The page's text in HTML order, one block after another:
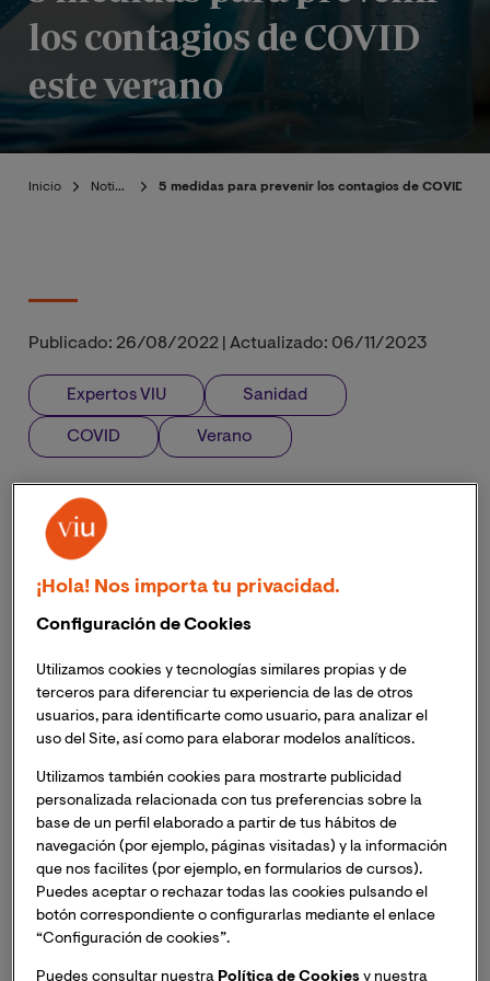
los contagios de COVID
este verano
Inicio Noticias 5 medidas para prevenir los contagios de COVID
Publicado: 26/08/2022 Actualizado: 06/11/2023
Expertos VIU Sanidad
COVID Verano
Aunque lo más álgido de la emergencia sanitaria
provocada por el COVID-19 haya pasado, las
salud y epidemiología son enfáticos en señalar que
seguimos inmersos en la pandemia, y que, aunque las
enormemente a disminuir la gravedad y la letalidad de
las infecciones, el alto poder de contagio de las nuevas
variantes dominantes (sobre todo BA.4 y BA.5) nos
Al respecto, Vanessa Vila López, licenciada en Biología,
en Ciencia y Tecnología de los Alimentos y en
Veterinaria y docente de la Maestría Oficial en
Epidemiología y Salud Públicade VIU, señala que “
normal que al estar en pleno verano queramos
recuperar el ritmo social que teníamos antes de la
pandemia
” y que por ello “ en cuanto tenemos
¡Hola! Nos importa tu privacidad.
Configuración de Cookies
Utilizamos cookies y tecnologías similares propias y de
terceros para diferenciar tu experiencia de las de otros
usuarios, para identificarte como usuario, para analizar el
uso del Site, así como para elaborar modelos analíticos.
Utilizamos también cookies para mostrarte publicidad
personalizada relacionada con tus preferencias sobre la
base de un perfil elaborado a partir de tus hábitos de
navegación (por ejemplo, páginas visitadas) y la información
que nos facilites (por ejemplo, en formularios de cursos).
Puedes aceptar o rechazar todas las cookies pulsando el
botón correspondiente o configurarlas mediante el enlace
“Configuración de cookies”.